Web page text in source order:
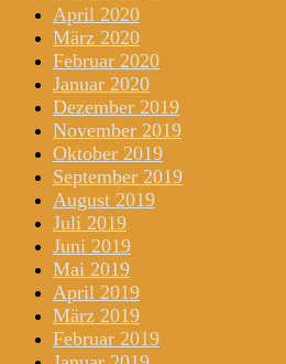
April 2020
März 2020
Februar 2020
Januar 2020
Dezember 2019
November 2019
Oktober 2019
September 2019
August 2019
Juli 2019
Juni 2019
Mai 2019
April 2019
März 2019
Februar 2019